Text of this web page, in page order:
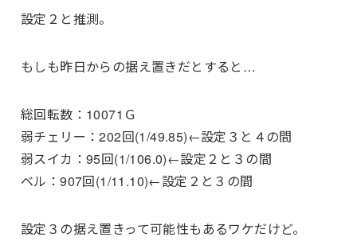
設定２と推測。
もしも昨日からの据え置きだとすると…
総回転数：10071Ｇ
弱チェリー：202回(1/49.85)←設定３と４の間
弱スイカ：95回(1/106.0)←設定２と３の間
ベル：907回(1/11.10)←設定２と３の間
設定３の据え置きって可能性もあるワケだけど。